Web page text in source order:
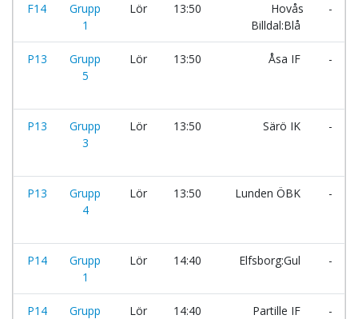
F14
Grupp
1
Lör 13:50
Hovås
Billdal:Blå
-
P13
Grupp
5
Lör 13:50 Åsa IF -
P13
Grupp
3
Lör 13:50 Särö IK -
P13
Grupp
4
Lör 13:50 Lunden ÖBK -
P14
Grupp
1
Lör 14:40 Elfsborg:Gul -
P14
Grupp
Lör 14:40 Partille IF -